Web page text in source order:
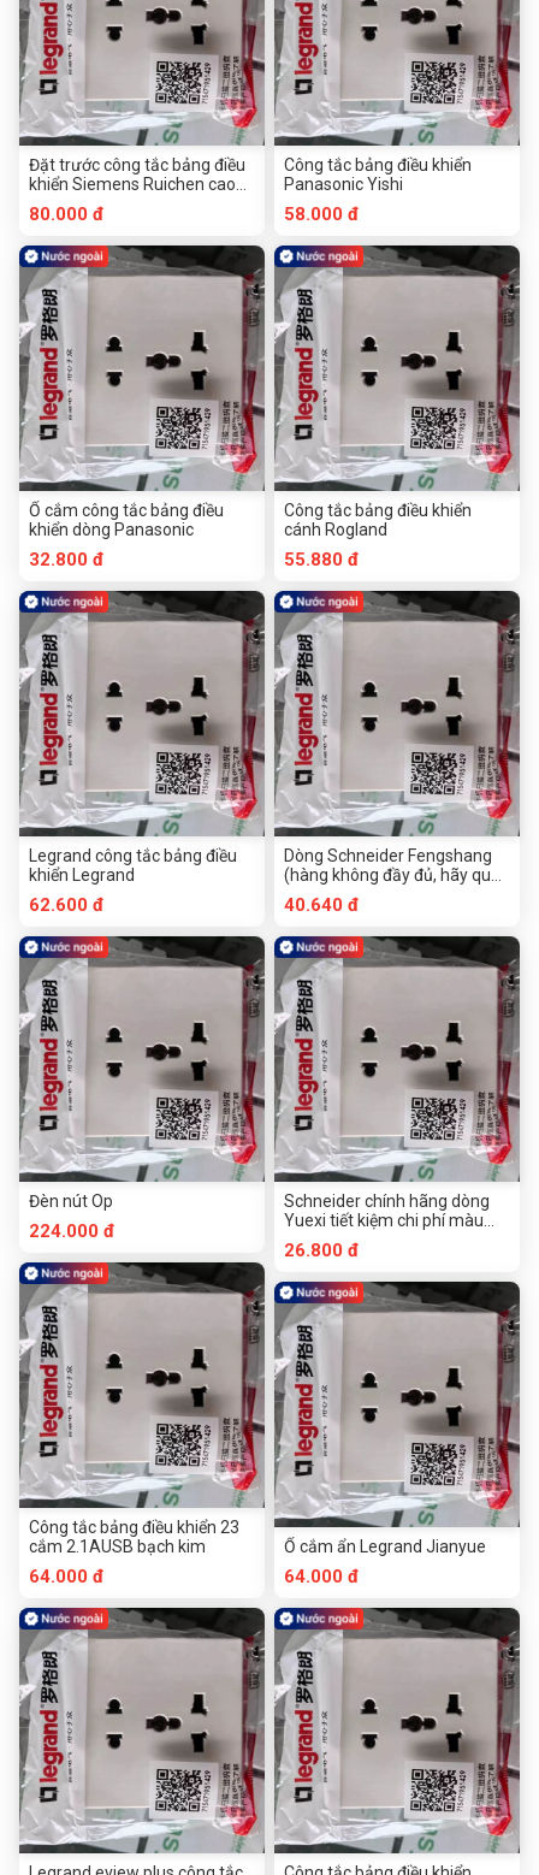
Đặt trước công tắc bảng điều
khiển Siemens Ruichen cao
cấp
80.000 đ
Ổ cắm công tắc bảng điều
khiển dòng Panasonic
32.800 đ
Legrand công tắc bảng điều
khiển Legrand
62.600 đ
Đèn nút Op
224.000 đ
Công tắc bảng điều khiển 23
cắm 2.1AUSB bạch kim
64.000 đ
Công tắc bảng điều khiển
Panasonic Yishi
58.000 đ
Công tắc bảng điều khiển
cánh Rogland
55.880 đ
Dòng Schneider Fengshang
(hàng không đầy đủ, hãy quay
sau khi yêu cầu khẩn cấp)
40.640 đ
Schneider chính hãng dòng
Yuexi tiết kiệm chi phí màu
xám bóng ma xám
26.800 đ
Ổ cắm ẩn Legrand Jianyue
64.000 đ